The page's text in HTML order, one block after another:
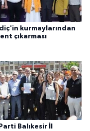
kurmaylarından
çıkarması
Balıkesir İl